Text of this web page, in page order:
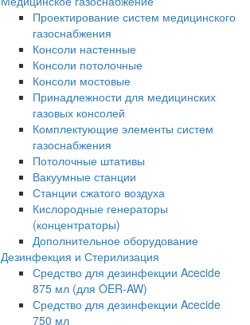
Проектирование систем медицинского
газоснабжения
Консоли настенные
Консоли потолочные
Консоли мостовые
Принадлежности для медицинских
газовых консолей
Комплектующие элементы систем
газоснабжения
Потолочные штативы
Вакуумные станции
Станции сжатого воздуха
Кислородные генераторы
(концентраторы)
Дополнительное оборудование
Дезинфекция и Стерилизация
Средство для дезинфекции Acecide
875 мл (для OER-AW)
Средство для дезинфекции Acecide
750 мл